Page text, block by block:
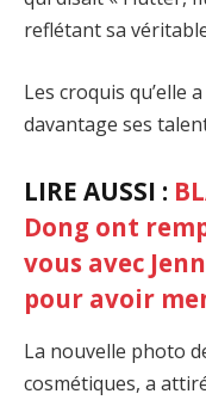
reflétant sa
Les croquis qu’elle
davantage ses
LIRE AUSSI :
Dong ont
vous avec
pour avoir
La nouvelle photo
cosmétiques, a